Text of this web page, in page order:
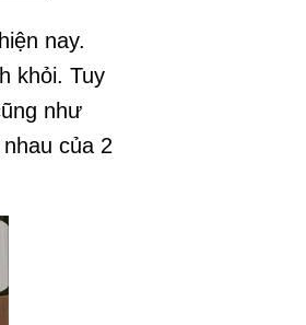
nay.
khỏi. Tuy
như
của 2